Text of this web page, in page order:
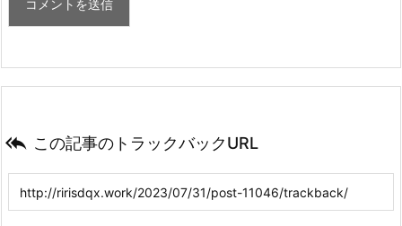
 この記事のトラックバックURL